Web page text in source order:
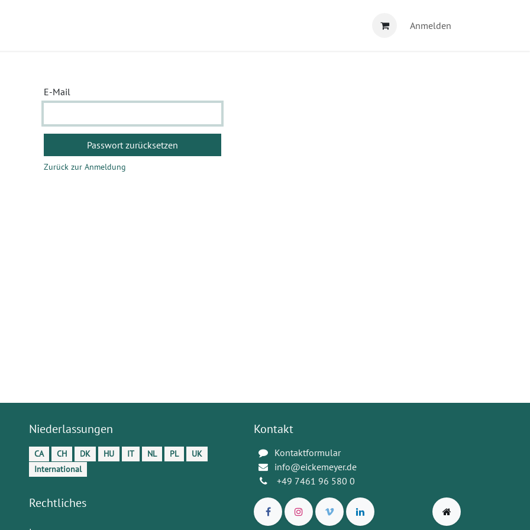
Anmelden
E-Mail
Passwort zurücksetzen
Zurück zur Anmeldung
Niederlassungen
CA CH DK HU IT NL PL
UK
International
Rechtliches
Kontakt
Kontaktformular
info@eickemeyer.de
+49 7461 96 580 0